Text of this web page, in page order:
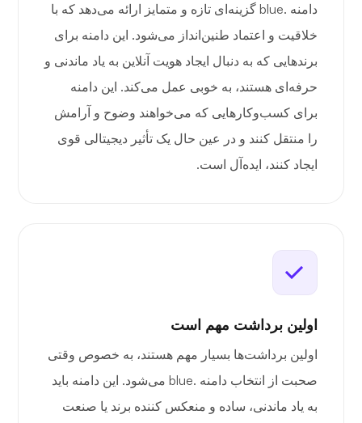
دامنه .blue گزینه‌ای تازه و متمایز ارائه می‌دهد که با
خلاقیت و اعتماد طنین‌انداز می‌شود. این دامنه برای
برندهایی که به دنبال ایجاد هویت آنلاین به یاد ماندنی و
حرفه‌ای هستند، به خوبی عمل می‌کند. این دامنه
برای کسب‌وکارهایی که می‌خواهند وضوح و آرامش
را منتقل کنند و در عین حال یک تأثیر دیجیتالی قوی
ایجاد کنند، ایده‌آل است.
اولین برداشت مهم است
اولین برداشت‌ها بسیار مهم هستند، به خصوص وقتی
صحبت از انتخاب دامنه .blue می‌شود. این دامنه باید
به یاد ماندنی، ساده و منعکس کننده برند یا صنعت